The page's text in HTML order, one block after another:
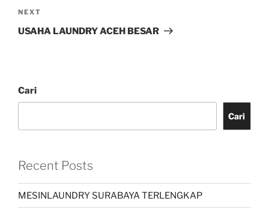
NEXT
USAHA LAUNDRY ACEH BESAR
Cari
Cari
Recent Posts
MESINLAUNDRY SURABAYA TERLENGKAP